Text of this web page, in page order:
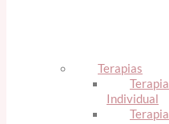
Terapias
Terapia
Individual
Terapia